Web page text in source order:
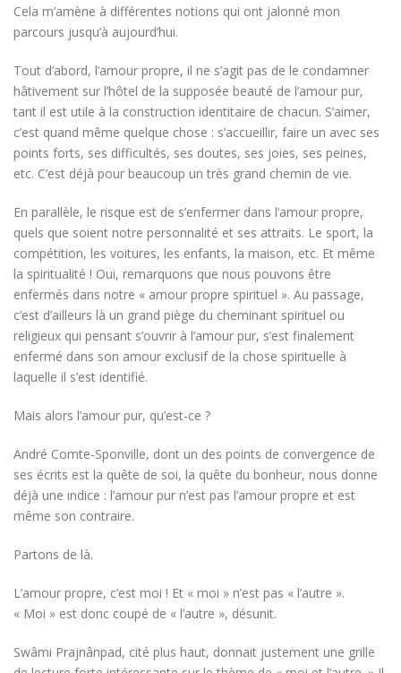
Cela m’amène à différentes notions qui ont jalonné mon
parcours jusqu’à aujourd’hui.
Tout d’abord, l’amour propre, il ne s’agit pas de le condamner
hâtivement sur l’hôtel de la supposée beauté de l’amour pur,
tant il est utile à la construction identitaire de chacun. S’aimer,
c’est quand même quelque chose : s’accueillir, faire un avec ses
points forts, ses difficultés, ses doutes, ses joies, ses peines,
etc. C’est déjà pour beaucoup un très grand chemin de vie.
En parallèle, le risque est de s’enfermer dans l’amour propre,
quels que soient notre personnalité et ses attraits. Le sport, la
compétition, les voitures, les enfants, la maison, etc. Et même
la spiritualité ! Oui, remarquons que nous pouvons être
enfermés dans notre « amour propre spirituel ». Au passage,
c’est d’ailleurs là un grand piège du cheminant spirituel ou
religieux qui pensant s’ouvrir à l’amour pur, s’est finalement
enfermé dans son amour exclusif de la chose spirituelle à
laquelle il s’est identifié.
Mais alors l’amour pur, qu’est-ce ?
André Comte-Sponville, dont un des points de convergence de
ses écrits est la quête de soi, la quête du bonheur, nous donne
déjà une indice : l’amour pur n’est pas l’amour propre et est
même son contraire.
Partons de là.
L’amour propre, c’est moi ! Et « moi » n’est pas « l’autre ».
« Moi » est donc coupé de « l’autre », désunit.
Swâmi Prajnânpad, cité plus haut, donnait justement une grille